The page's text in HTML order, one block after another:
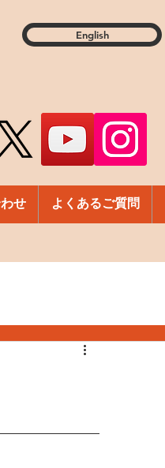
English
せ よくあるご質問